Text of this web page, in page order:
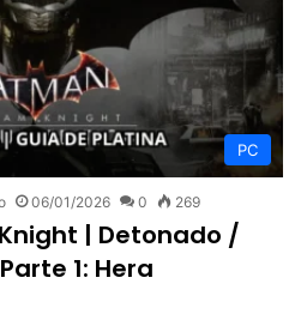
PC
06/01/2026 0 269
| Detonado /
1: Hera